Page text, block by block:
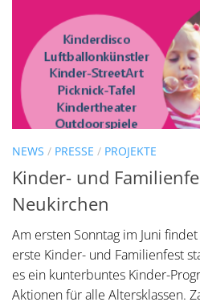
NEWS / PRESSE / PROJEKTE
Kinder- und
Neukirchen
Am ersten Sonntag im Juni
erste Kinder- und Familienfest
es ein kunterbuntes Kinder-
Aktionen für alle Altersklassen.